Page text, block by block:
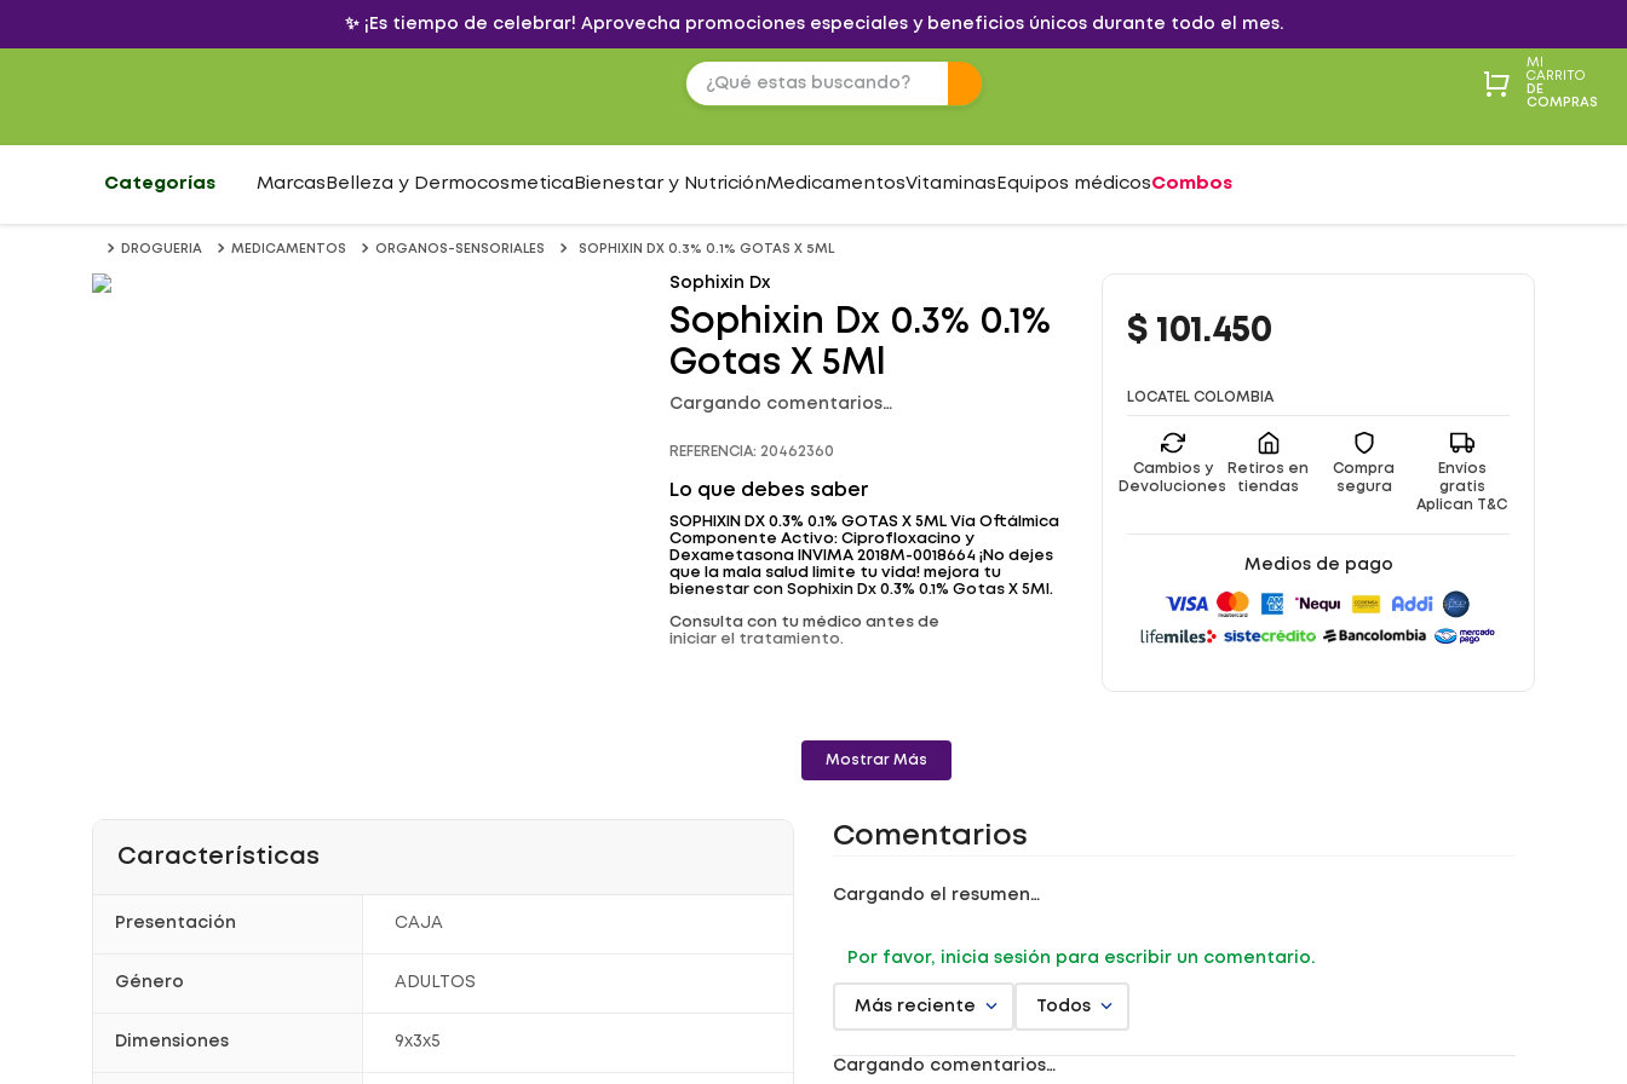
✨ ¡Es tiempo de celebrar! Aprovecha promociones especiales y beneficios únicos durante todo el mes.
MI
CARRITO
DE
COMPRAS
Categorías Marcas Belleza y Dermocosmetica Bienestar y NutriciónMedicamentosVitaminas Equipos médicosCombos
DROGUERIA MEDICAMENTOS ORGANOS-SENSORIALES SOPHIXIN DX 0.3% 0.1% GOTAS X 5ML
Sophixin Dx
Sophixin Dx 0.3% 0.1%
Gotas X 5Ml
Cargando comentarios…
REFERENCIA: 20462360
Lo que debes saber
SOPHIXIN DX 0.3% 0.1% GOTAS X 5ML Vía Oftálmica
Componente Activo: Ciprofloxacino y
Dexametasona INVIMA 2018M-0018664 ¡No dejes
que la mala salud limite tu vida! mejora tu
bienestar con Sophixin Dx 0.3% 0.1% Gotas X 5Ml.
Consulta con tu médico antes de
iniciar el tratamiento.
Mostrar Más
$ 101 .450
LOCATEL COLOMBIA
Cambios y
Devoluciones
Retiros en
tiendas
Compra
segura
Envíos
gratis
Aplican T&C
Medios de pago
Características
Presentación CAJA
Género ADULTOS
Dimensiones 9x3x5
Comentarios
Cargando el resumen…
Por favor, inicia sesión para escribir un comentario.
Más reciente Todos
Cargando comentarios…